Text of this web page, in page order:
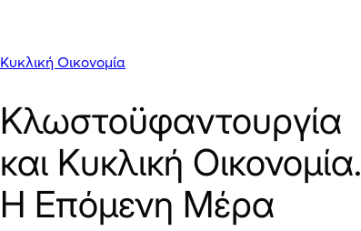
Κυκλική Οικονομία
Κλωστοϋφαντουργία
και Κυκλική Οικονομία.
Η Επόμενη Μέρα